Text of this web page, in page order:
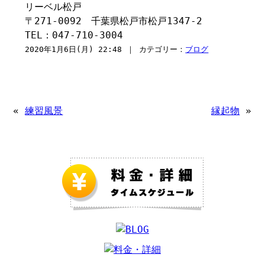
リーベル松戸
〒271-0092 千葉県松戸市松戸1347-2
TEL：047-710-3004
2020年1月6日(月) 22:48 ｜ カテゴリー： ブログ
«練習風景 縁起物 »